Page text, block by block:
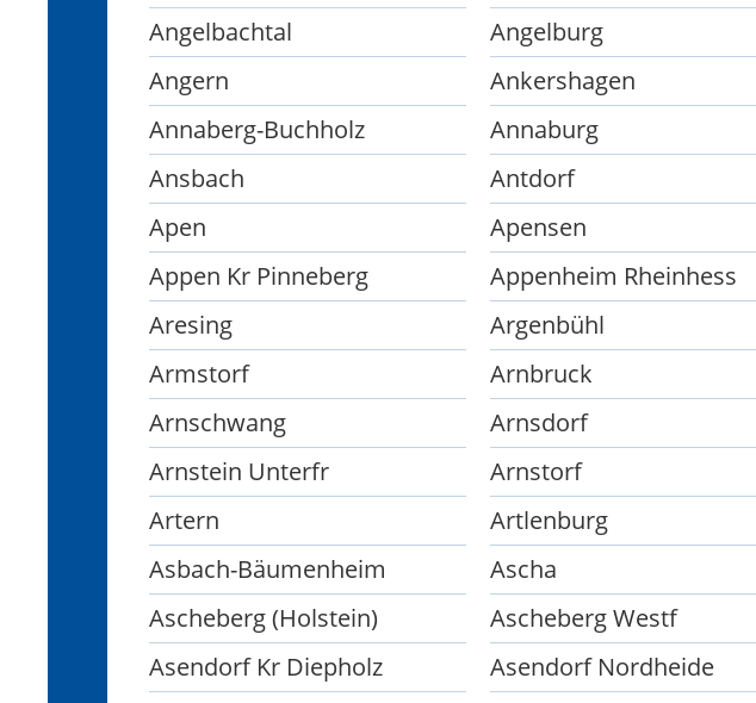
Angelbachtal
Angelburg
Angern
Ankershagen
Annaberg-Buchholz
Annaburg
Ansbach
Antdorf
Apen
Apensen
Appen Kr Pinneberg
Appenheim Rheinhess
Aresing
Argenbühl
Armstorf
Arnbruck
Arnschwang
Arnsdorf
Arnstein Unterfr
Arnstorf
Artern
Artlenburg
Asbach-Bäumenheim
Ascha
Ascheberg (Holstein)
Ascheberg Westf
Asendorf Kr Diepholz
Asendorf Nordheide